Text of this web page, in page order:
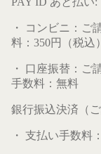
・ コンビニ：ご
料：350円（税込）
・ 口座振替：ご
手数料：無料
銀行振込決済（
・ 支払い手数料